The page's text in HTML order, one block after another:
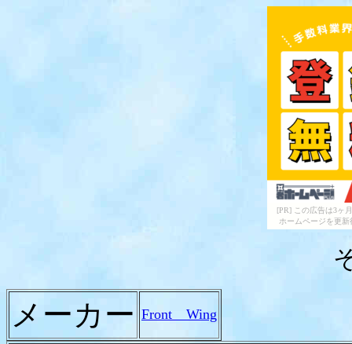
[PR] この広告は3ヶ
ホームページを更
メーカー Front Wing